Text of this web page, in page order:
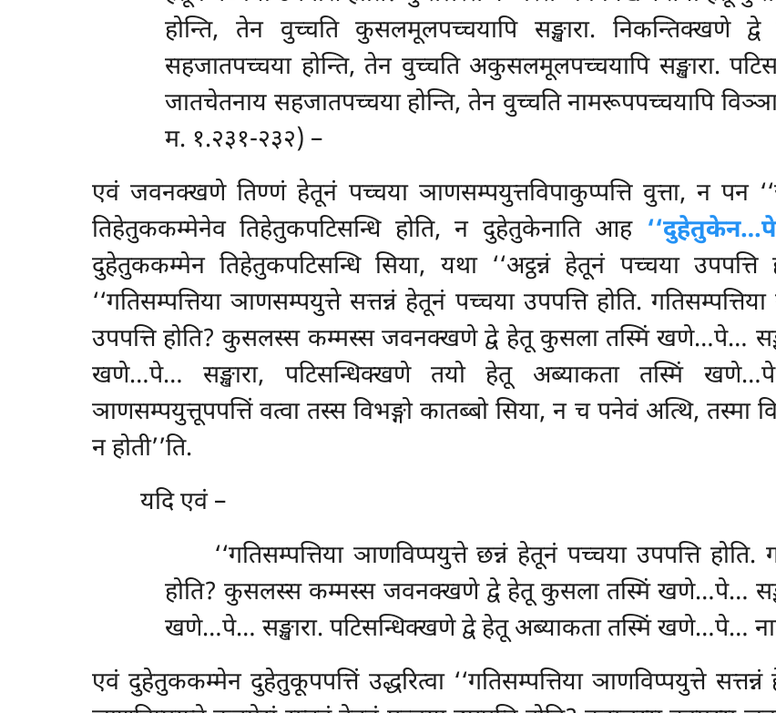
होन्ति, तेन वुच्चति कुसलमूलपच्चयापि सङ्खारा.
सहजातपच्चया होन्ति, तेन वुच्चति अकुसलमूलपच्चयापि सङ्खारा.
जातचेतनाय सहजातपच्चया होन्ति, तेन वुच्चति नामरूपपच्चयापि
म. १.२३१-२३२) –
एवं जवनक्खणे तिण्णं हेतूनं पच्चया ञाणसम्पयुत्तविपाकुप्पत्ति वुत्ता, न पन
तिहेतुककम्मेनेव तिहेतुकपटिसन्धि होति, न दुहेतुकेनाति आह
दुहेतुककम्मेन तिहेतुकपटिसन्धि सिया, यथा ‘‘अट्ठन्नं हेतूनं पच्चया उपपत्ति
‘‘गतिसम्पत्तिया ञाणसम्पयुत्ते सत्तन्नं हेतूनं पच्चया उपपत्ति होति.
उपपत्ति होति? कुसलस्स कम्मस्स जवनक्खणे द्वे हेतू कुसला तस्मिं खणे…पे…
खणे…पे… सङ्खारा, पटिसन्धिक्खणे तयो हेतू अब्याकता तस्मिं
ञाणसम्पयुत्तूपपत्तिं वत्वा तस्स विभङ्गो कातब्बो सिया, न च पनेवं अत्थि, तस्मा
न होती’’ति.
यदि एवं –
‘‘गतिसम्पत्तिया ञाणविप्पयुत्ते छन्नं हेतूनं पच्चया उपपत्ति
होति? कुसलस्स कम्मस्स जवनक्खणे द्वे हेतू कुसला तस्मिं खणे…पे…
खणे…पे… सङ्खारा. पटिसन्धिक्खणे द्वे हेतू अब्याकता तस्मिं खणे…पे…
एवंदुहेतुककम्मेन दुहेतुकूपपत्तिं उद्धरित्वा ‘‘गतिसम्पत्तिया ञाणविप्पयुत्ते